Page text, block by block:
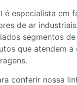
é especialista em
de ar
segmentos
que atendem a
conferir nossa